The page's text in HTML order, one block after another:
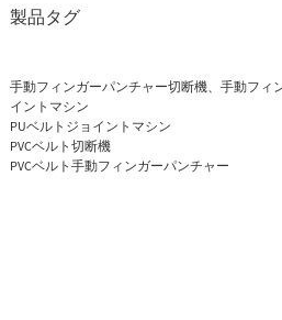
製品タグ
手動フィンガーパンチャー切断機、手動フィ
イントマシン
PUベルトジョイントマシン
PVCベルト切断機
PVCベルト手動フィンガーパンチャー